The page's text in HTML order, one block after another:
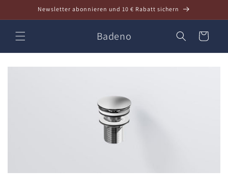
Inhalt
Newsletter abonnieren und 10 € Rabatt sichern
Badeno Warenkorb